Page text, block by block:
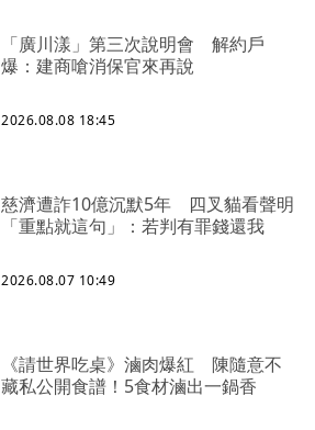
「廣川漾」第三次說明會 解約戶
爆：建商嗆消保官來再說
2026.08.08 18:45
慈濟遭詐10億沉默5年 四叉貓看聲明
「重點就這句」：若判有罪錢還我
2026.08.07 10:49
《請世界吃桌》滷肉爆紅 陳隨意不
藏私公開食譜！5食材滷出一鍋香